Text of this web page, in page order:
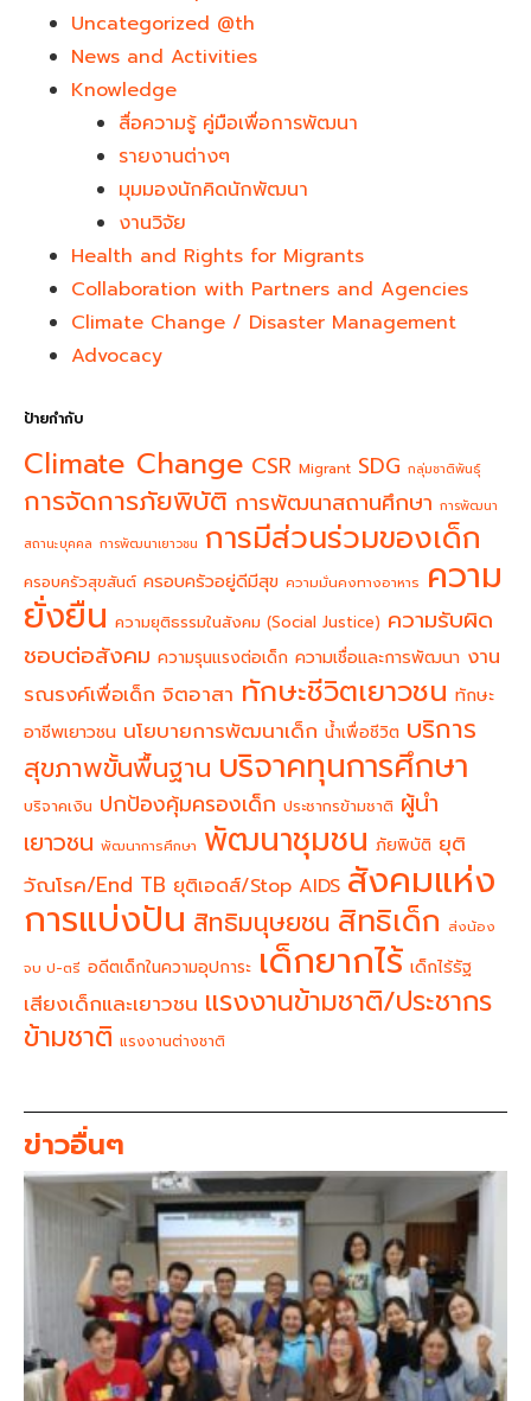
Uncategorized @th
News and Activities
Knowledge
สื่อความรู้ คู่มือเพื่อการพัฒนา
รายงานต่างๆ
มุมมองนักคิดนักพัฒนา
งานวิจัย
Health and Rights for Migrants
Collaboration with Partners and Agencies
Climate Change / Disaster Management
Advocacy
ป้ายกำกับ
Climate Change CSR Migrant SDG กลุ่มชาติพันธุ์
การจัดการภัยพิบัติ การพัฒนาสถานศึกษา การพัฒนา
สถานะบุคคล การพัฒนาเยาวชน การมีส่วนร่วมของเด็ก
ครอบครัวสุขสันต์ ครอบครัวอยู่ดีมีสุข ความมั่นคงทางอาหาร ความ
ยั่งยืน ความยุติธรรมในสังคม (Social Justice) ความรับผิด
ชอบต่อสังคม ความรุนแรงต่อเด็ก ความเชื่อและการพัฒนา งาน
รณรงค์เพื่อเด็ก จิตอาสา ทักษะชีวิตเยาวชน ทักษะ
อาชีพเยาวชน นโยบายการพัฒนาเด็ก น้ำเพื่อชีวิต บริการ
สุขภาพขั้นพื้นฐาน บริจาคทุนการศึกษา
บริจาคเงิน ปกป้องคุ้มครองเด็ก ประชากรข้ามชาติ ผู้นำ
เยาวชน พัฒนาการศึกษา พัฒนาชุมชน ภัยพิบัติ ยุติ
วัณโรค/End TB ยุติเอดส์/Stop AIDS สังคมแห่ง
การแบ่งปัน สิทธิมนุษยชน สิทธิเด็ก ส่งน้อง
จบ ป-ตรี อดีตเด็กในความอุปการะ เด็กยากไร้ เด็กไร้รัฐ
เสียงเด็กและเยาวชน แรงงานข้ามชาติ/ประชากร
ข้ามชาติ แรงงานต่างชาติ
ข่าวอื่นๆ